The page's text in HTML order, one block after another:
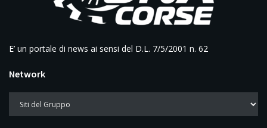
E’ un portale di news ai sensi del D.L. 7/5/2001 n. 62
Network